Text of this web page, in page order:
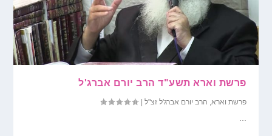
פרשת וארא תשע"ד הרב יורם אברג'ל
פרשת וארא, הרב יורם אברג'ל זצ"ל |